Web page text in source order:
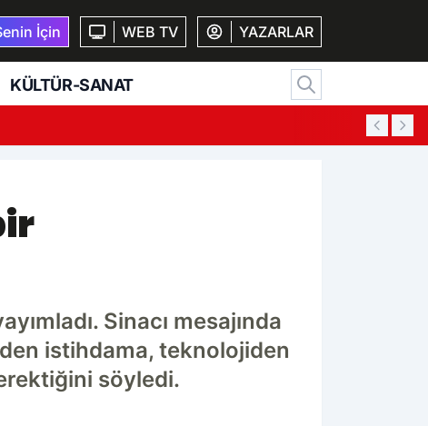
İçin WEB TV YAZARLAR
KÜLTÜR-SANAT
Konyalı sürücülere müjde! O güzergah bölünmüş yol oluyor
Sinacı mesajında
istihdama, teknolojiden
söyledi.